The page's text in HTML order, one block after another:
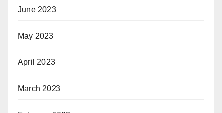
June 2023
May 2023
April 2023
March 2023